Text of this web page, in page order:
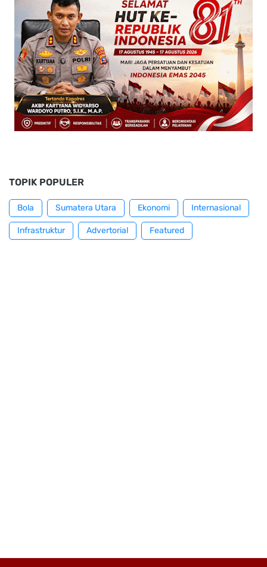
TOPIK POPULER
Bola Sumatera Utara Ekonomi Internasional
Infrastruktur Advertorial Featured